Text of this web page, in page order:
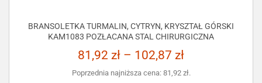
BRANSOLETKA TURMALIN, CYTRYN, KRYSZTAŁ GÓRSKI
KAM1083 POZŁACANA STAL CHIRURGICZNA
81,92 zł – 102,87 zł
Poprzednia najniższa cena: 81,92 zł.